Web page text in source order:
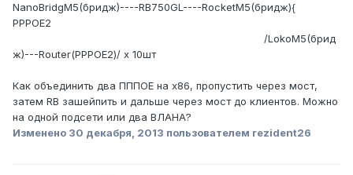
NanoBridgM5(бридж)----RB750GL----RocketM5(бридж){
PPPOE2
/LokoM5(брид
ж)---Router(PPPOE2)/ x 10шт
Как объединить два ПППОЕ на х86, пропустить через мост,
затем RB зашейпить и дальше через мост до клиентов. Можно
на одной подсети или два ВЛАНА?
Изменено 30 декабря, 2013 пользователем rezident26